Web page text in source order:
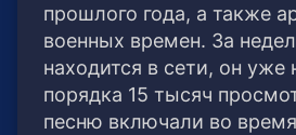
прошлого года, а также
военных времен. За
находится в сети, он уже
порядка 15 тысяч
песню включали во